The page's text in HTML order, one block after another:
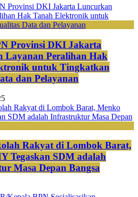
Provinsi DKI Jakarta
Layanan Peralihan Hak
untuk Tingkatkan
dan Pelayanan
Rakyat di Lombok Barat,
Tegaskan SDM adalah
Masa Depan Bangsa